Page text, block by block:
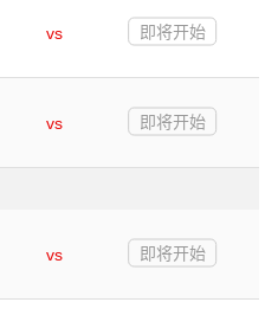
vs
即将开始
vs
即将开始
vs
即将开始